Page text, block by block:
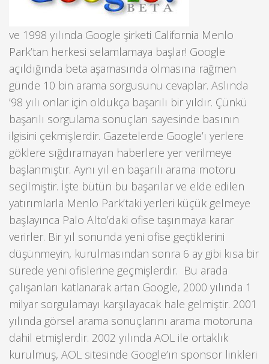
ve 1998 yılında Google şirketi California Menlo
Park’tan herkesi selamlamaya başlar! Google
açıldığında beta aşamasında olmasına rağmen
günde 10 bin arama sorgusunu cevaplar. Aslında
’98 yılı onlar için oldukça başarılı bir yıldır. Çünkü
başarılı sorgulama sonuçları sayesinde basının
ilgisini çekmişlerdir. Gazetelerde Google’ı yerlere
göklere sığdıramayan haberlere yer verilmeye
başlanmıştır. Aynı yıl en başarılı arama motoru
seçilmiştir. İşte bütün bu başarılar ve elde edilen
yatırımlarla Menlo Park’taki yerleri küçük gelmeye
başlayınca Palo Alto’daki ofise taşınmaya karar
verirler. Bir yıl sonunda yeni ofise geçtiklerini
düşünmeyin, kurulmasından sonra 6 ay gibi kısa bir
sürede yeni ofislerine geçmişlerdir. Bu arada
çalışanları katlanarak artan Google, 2000 yılında 1
milyar sorgulamayı karşılayacak hale gelmiştir. 2001
yılında görsel arama sonuçlarını arama motoruna
dahil etmişlerdir. 2002 yılında AOL ile ortaklık
kurulmuş, AOL sitesinde Google’ın sponsor linkleri